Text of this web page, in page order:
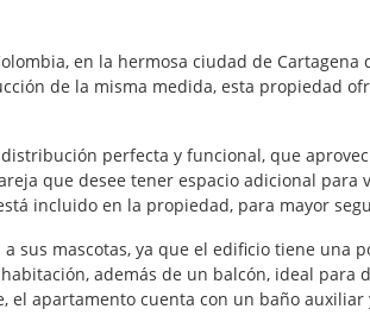
en la hermosa ciudad de
de la misma medida, esta propiedad
perfecta y funcional, que
que desee tener espacio adicional
incluido en la propiedad, para mayor
sus mascotas, ya que el edificio tiene
además de un balcón, ideal
el apartamento cuenta con un baño